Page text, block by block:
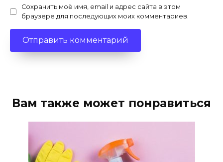
Сохранить моё имя, email и адрес сайта в этом
браузере для последующих моих комментариев.
Вам также может понравиться